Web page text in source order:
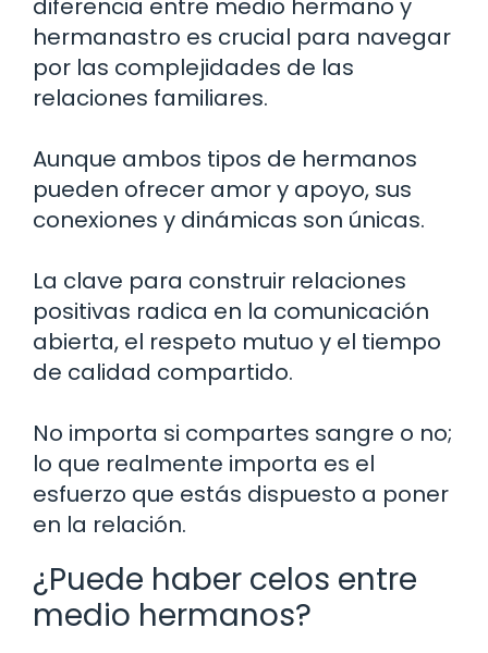
diferencia entre medio hermano y
hermanastro es crucial para navegar
por las complejidades de las
relaciones familiares.
Aunque ambos tipos de hermanos
pueden ofrecer amor y apoyo, sus
conexiones y dinámicas son únicas.
La clave para construir relaciones
positivas radica en la comunicación
abierta, el respeto mutuo y el tiempo
de calidad compartido.
No importa si compartes sangre o no;
lo que realmente importa es el
esfuerzo que estás dispuesto a poner
en la relación.
¿Puede haber celos entre
medio hermanos?